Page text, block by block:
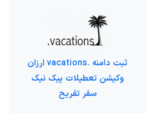
ثبت دامنه .vacations ارزان
وکیشن تعطیلات پیک نیک
سفر تفریح